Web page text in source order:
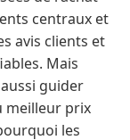
centraux et
avis clients et
Mais
guider
meilleur prix
les